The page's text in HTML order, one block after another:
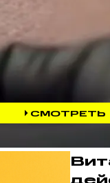
СМОТРЕТЬ